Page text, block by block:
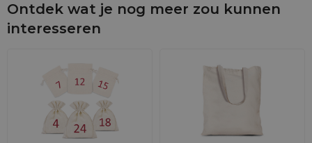
Ontdek wat je nog meer zou kunnen
interesseren